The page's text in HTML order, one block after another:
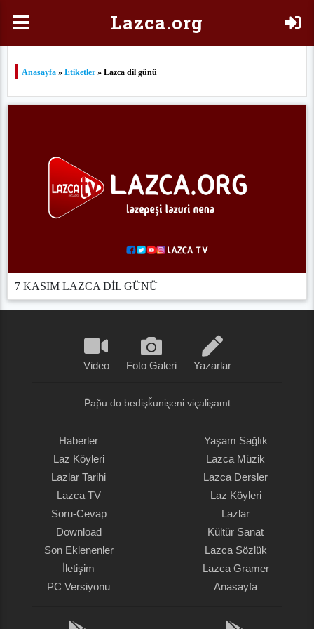
Lazca.org
Anasayfa » Etiketler » Lazca dil günü
7 KASIM LAZCA DİL GÜNÜ
Video Foto Galeri Yazarlar
P̌ap̌u do bedişǩunişeni viçalişamt
Haberler
Laz Köyleri
Lazlar Tarihi
Lazca TV
Soru-Cevap
Download
Son Eklenenler
İletişim
PC Versiyonu
Yaşam Sağlık
Lazca Müzik
Lazca Dersler
Laz Köyleri
Lazlar
Kültür Sanat
Lazca Sözlük
Lazca Gramer
Anasayfa